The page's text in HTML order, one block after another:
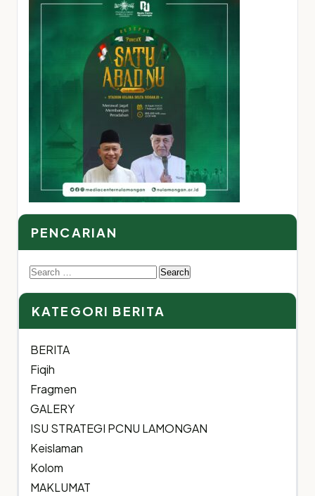
PENCARIAN
Search
for:
KATEGORI BERITA
BERITA
Fiqih
Fragmen
GALERY
ISU STRATEGI PCNU LAMONGAN
Keislaman
Kolom
MAKLUMAT